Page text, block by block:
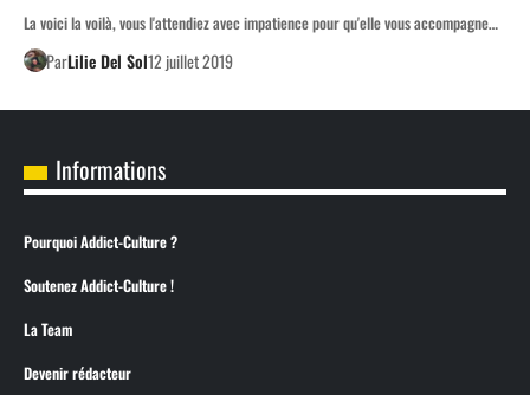
La voici la voilà, vous l'attendiez avec impatience pour qu'elle vous accompagne…
ParLilie Del Sol12 juillet 2019
Informations
Pourquoi Addict-Culture ?
Soutenez Addict-Culture !
La Team
Devenir rédacteur